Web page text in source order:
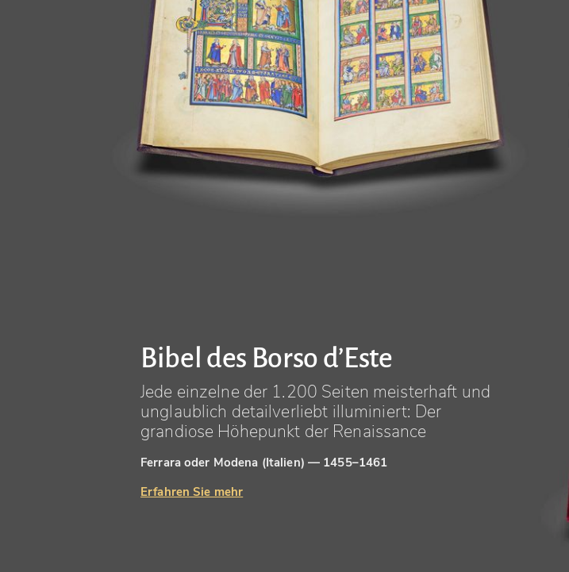
Bibel des Borso d’Este
Jede einzelne der 1.200 Seiten meisterhaft und
unglaublich detailverliebt illuminiert: Der
grandiose Höhepunkt der Renaissance
Ferrara oder Modena (Italien) — 1455–1461
Erfahren Sie mehr